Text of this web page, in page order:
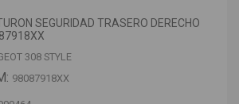
SEGURIDAD TRASERO DERECHO
308 STYLE
98087918XX